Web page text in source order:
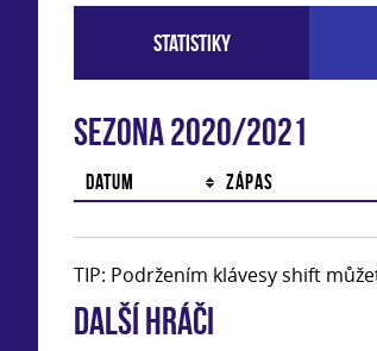
Statistiky
Sezona 2020/2021
Datum Zápas
TIP: Podržením klávesy shift
Další hráči